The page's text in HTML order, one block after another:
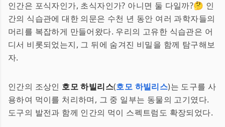
인간은 포식자인가, 초식자인가? 아니면 둘 다일까?🤔 인
간의 식습관에 대한 의문은 수천 년 동안 여러 과학자들의
머리를 복잡하게 만들어왔다. 우리의 고유한 식습관은 어
디서 비롯되었는지, 그 뒤에 숨겨진 비밀을 함께 탐구해보
자.
인간의 조상인 호모 하빌리스(호모 하빌리스)는 도구를 사
용하여 먹이를 처리하며, 그 중 일부는 동물의 고기였다.
도구의 발전과 함께 인간의 먹이 스펙트럼도 확장되었다.